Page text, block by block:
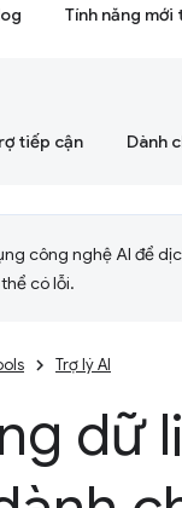
Tính năng
tiếp cận Dành
công nghệ AI để
có lỗi.
Trợ lý AI
dữ